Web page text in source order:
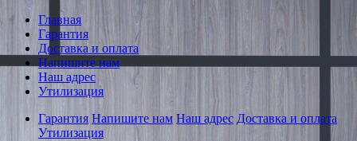
Главная
Гарантия
Доставка и оплата
Напишите нам
Наш адрес
Утилизация
Гарантия Напишите нам Наш адрес Доставка и оплата
Утилизация